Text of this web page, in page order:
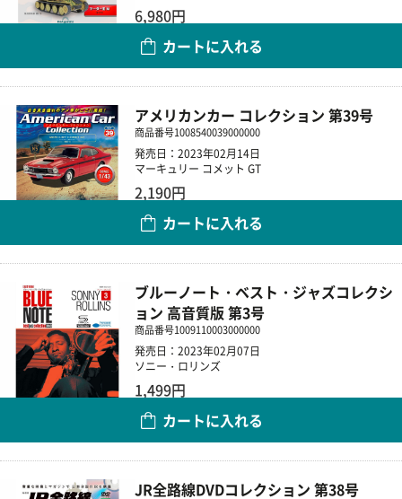
6,980円
カートに入れる
アメリカンカー コレクション 第39号
商品番号1008540039000000
発売日：2023年02月14日
マーキュリー コメット GT
2,190円
カートに入れる
ブルーノート・ベスト・ジャズコレクシ
ョン 高音質版 第3号
商品番号1009110003000000
発売日：2023年02月07日
ソニー・ロリンズ
1,499円
カートに入れる
JR全路線DVDコレクション 第38号